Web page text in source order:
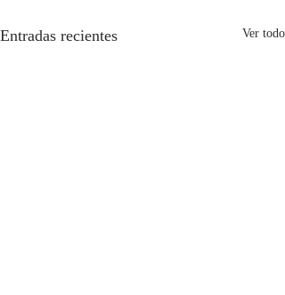
Entradas recientes Ver todo